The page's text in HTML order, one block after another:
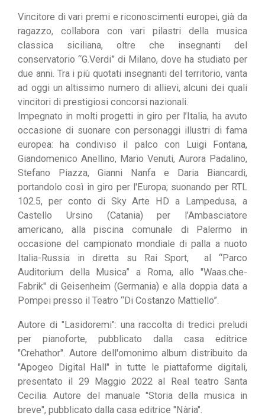
Vincitore di vari premi e riconoscimenti europei, già da
ragazzo, collabora con vari pilastri della musica
classica siciliana, oltre che insegnanti del
conservatorio “G.Verdi” di Milano, dove ha studiato per
due anni. Tra i più quotati insegnanti del territorio, vanta
ad oggi un altissimo numero di allievi, alcuni dei quali
vincitori di prestigiosi concorsi nazionali.
Impegnato in molti progetti in giro per l’Italia, ha avuto
occasione di suonare con personaggi illustri di fama
europea: ha condiviso il palco con Luigi Fontana,
Giandomenico Anellino, Mario Venuti, Aurora Padalino,
Stefano Piazza, Gianni Nanfa e Daria Biancardi,
portandolo così in giro per l'Europa; suonando per RTL
102.5, per conto di Sky Arte HD a Lampedusa, a
Castello Ursino (Catania) per l’Ambasciatore
americano, alla piscina comunale di Palermo in
occasione del campionato mondiale di palla a nuoto
Italia-Russia in diretta su Rai Sport, al “Parco
Auditorium della Musica” a Roma, allo "Waas.che-
Fabrik" di Geisenheim (Germania) e alla doppia data a
Pompei presso il Teatro “Di Costanzo Mattiello”.
Autore di "Lasidoremi": una raccolta di tredici preludi
per pianoforte, pubblicato dalla casa editrice
"Crehathor" Autore dell'omonimo album distribuito da
"Apogeo Digital Hall" in tutte le piattaforme digitali,
presentato il 29 Maggio 2022 al Real teatro Santa
Cecilia.Autore del manuale "Storia della musica in
breve", pubblicato dalla casa editrice "Nària".